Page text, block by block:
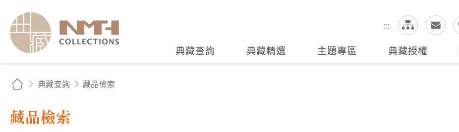
:::
全站搜尋
典藏查詢 典藏精選 主題專區 典藏授權
典藏查詢 藏品檢索
藏品檢索